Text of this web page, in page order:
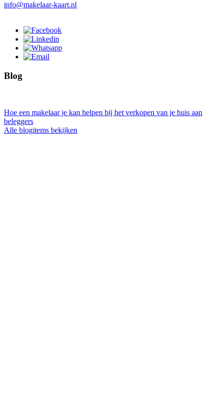
info@makelaar-kaart.nl
Blog
Hoe een makelaar je kan helpen bij het verkopen van je huis aan
beleggers
Alle blogitems bekijken